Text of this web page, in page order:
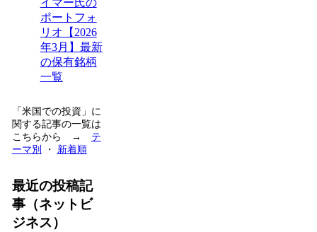
イマー氏の
ポートフォ
リオ【2026
年3月】最新
の保有銘柄
一覧
「米国での投資」に
関する記事の一覧は
こちらから → テ
ーマ別
・ 新着順
最近の投稿記
事（ネットビ
ジネス）